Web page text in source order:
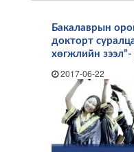
Бакалаврын
докторт
хөгжлийн
2017-06-22